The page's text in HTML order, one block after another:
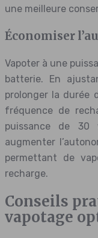
une meilleure
Économiser
Vapoter à une
batterie. En
prolonger la durée
fréquence de
puissance de
augmenter
permettant de
recharge.
Conseils
vapotage